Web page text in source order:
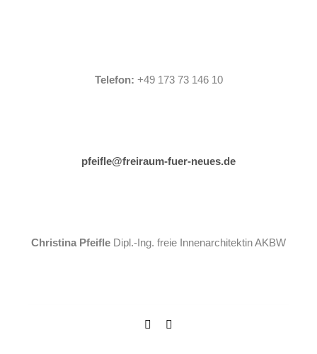
Telefon: +49 173 73 146 10
pfeifle@freiraum-fuer-neues.de
Christina Pfeifle Dipl.-Ing. freie Innenarchitektin AKBW